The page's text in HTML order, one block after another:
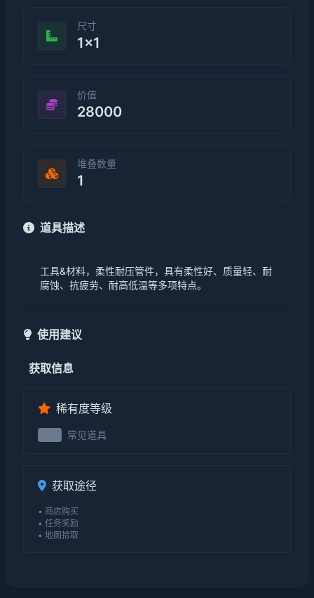
尺寸
1×1
价值
28000
堆叠数量
1
道具描述
工具&材料，柔性耐压管件，具有柔性好、质量轻、耐
腐蚀、抗疲劳、耐高低温等多项特点。
使用建议
获取信息
稀有度等级
常见道具
获取途径
• 商店购买
• 任务奖励
• 地图拾取